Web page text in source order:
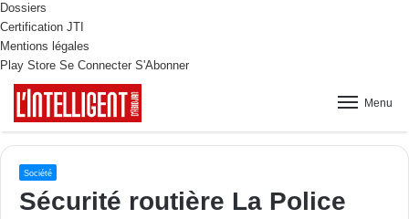
Dossiers
Certification JTI
Mentions légales
Play Store Se Connecter S'Abonner
Menu
Société
Sécurité routière La Police